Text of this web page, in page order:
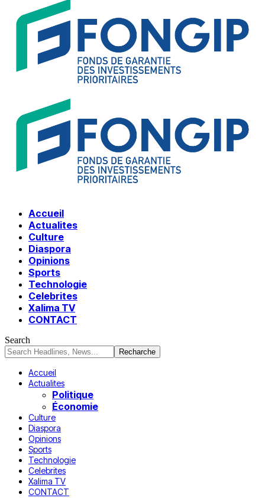
Accueil
Actualites
Culture
Diaspora
Opinions
Sports
Technologie
Celebrites
Xalima TV
CONTACT
Search
Accueil
Actualites
Politique
Économie
Culture
Diaspora
Opinions
Sports
Technologie
Celebrites
Xalima TV
CONTACT